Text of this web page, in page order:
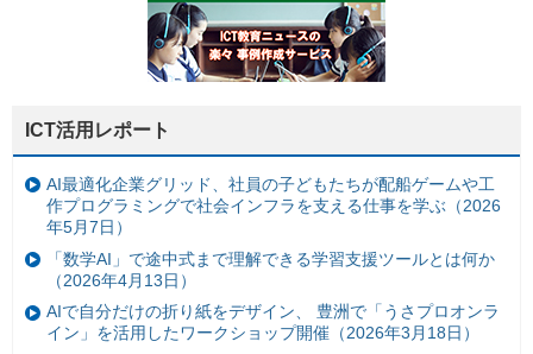
ICT活用レポート
AI最適化企業グリッド、社員の子どもたちが配船ゲームや工
作プログラミングで社会インフラを支える仕事を学ぶ（2026
年5月7日）
「数学AI」で途中式まで理解できる学習支援ツールとは何か
（2026年4月13日）
AIで自分だけの折り紙をデザイン、 豊洲で「うさプロオンラ
イン」を活用したワークショップ開催（2026年3月18日）